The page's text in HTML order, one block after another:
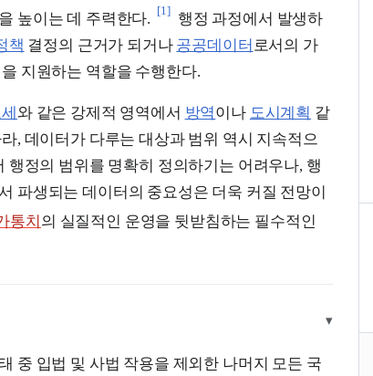
높이는 데 주력한다.
[1]
행정 과정에서 발생하
책 결정의 근거가 되거나 공공데이터 로서의 가
지원하는 역할을 수행한다.
와 같은 강제적 영역에서 방역이나 도시계획 같
, 데이터가 다루는 대상과 범위 역시 지속적으
행정의 범위를 명확히 정의하기는 어려우나, 행
파생되는 데이터의 중요성은 더욱 커질 전망이
통치 의 실질적인 운영을 뒷받침하는 필수적인
▾
중 입법 및 사법 작용을 제외한 나머지 모든 국